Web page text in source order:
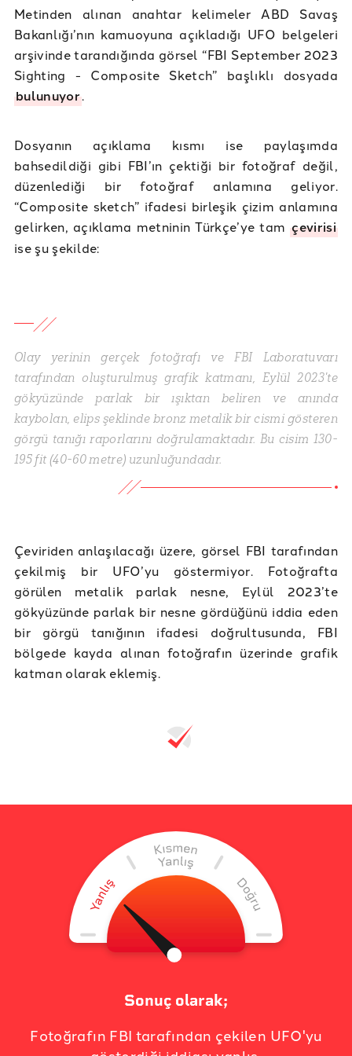
Metinden alınan anahtar kelimeler ABD Savaş
Bakanlığı’nın kamuoyuna açıkladığı UFO belgeleri
arşivinde tarandığında görsel “FBI September 2023
Sighting - Composite Sketch” başlıklı dosyada
bulunuyor.
Dosyanın açıklama kısmı ise paylaşımda
bahsedildiği gibi FBI’ın çektiği bir fotoğraf değil,
düzenlediği bir fotoğraf anlamına geliyor.
“Composite sketch” ifadesi birleşik çizim anlamına
gelirken, açıklama metninin Türkçe’ye tamçevirisi
ise şu şekilde:
Olay yerinin gerçek fotoğrafı ve FBI Laboratuvarı
tarafından oluşturulmuş grafik katmanı, Eylül 2023'te
gökyüzünde parlak bir ışıktan beliren ve anında
kaybolan, elips şeklinde bronz metalik bir cismi gösteren
görgü tanığı raporlarını doğrulamaktadır. Bu cisim 130-
195 fit (40-60 metre) uzunluğundadır.
Çeviriden anlaşılacağı üzere, görsel FBI tarafından
çekilmiş bir UFO’yu göstermiyor. Fotoğrafta
görülen metalik parlak nesne, Eylül 2023’te
gökyüzünde parlak bir nesne gördüğünü iddia eden
bir görgü tanığının ifadesi doğrultusunda, FBI
bölgede kayda alınan fotoğrafın üzerinde grafik
katman olarak eklemiş.
Sonuç olarak;
Fotoğrafın FBI tarafından çekilen UFO'yu